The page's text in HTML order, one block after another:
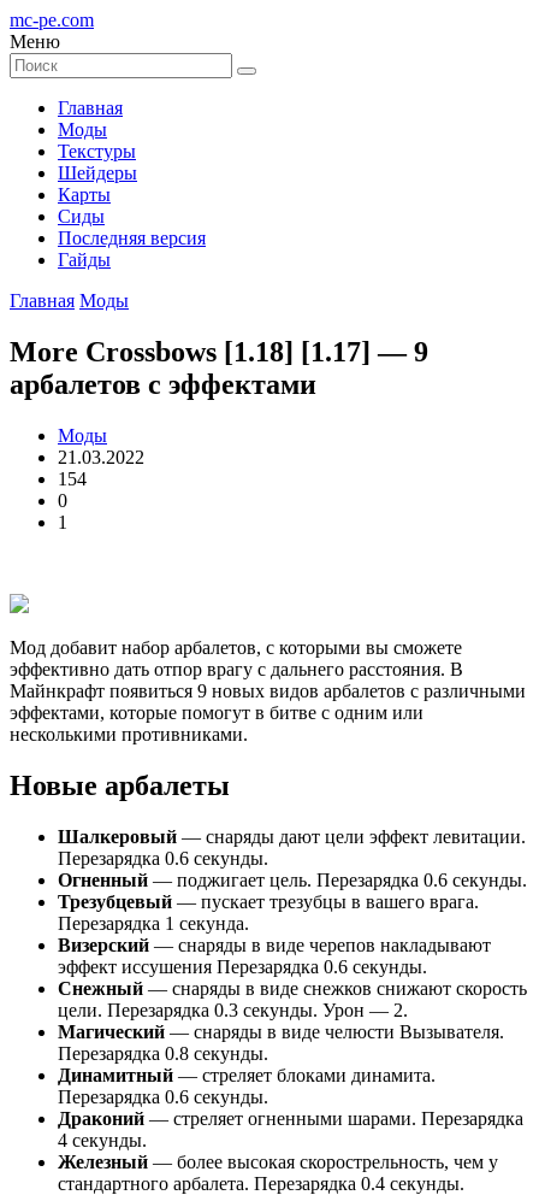
mc-pe.com
Меню
Главная
Моды
Текстуры
Шейдеры
Карты
Сиды
Последняя версия
Гайды
Главная Моды
More Crossbows [1.18] [1.17] — 9
арбалетов с эффектами
Моды
21.03.2022
154
0
1
Мод добавит набор арбалетов, с которыми вы сможете
эффективно дать отпор врагу с дальнего расстояния. В
Майнкрафт появиться 9 новых видов арбалетов с различными
эффектами, которые помогут в битве с одним или
несколькими противниками.
Новые арбалеты
Шалкеровый — снаряды дают цели эффект левитации.
Перезарядка 0.6 секунды.
Огненный — поджигает цель. Перезарядка 0.6 секунды.
Трезубцевый — пускает трезубцы в вашего врага.
Перезарядка 1 секунда.
Визерский — снаряды в виде черепов накладывают
эффект иссушения Перезарядка 0.6 секунды.
Снежный — снаряды в виде снежков снижают скорость
цели. Перезарядка 0.3 секунды. Урон — 2.
Магический — снаряды в виде челюсти Вызывателя.
Перезарядка 0.8 секунды.
Динамитный — стреляет блоками динамита.
Перезарядка 0.6 секунды.
Драконий — стреляет огненными шарами. Перезарядка
4 секунды.
Железный — более высокая скорострельность, чем у
стандартного арбалета. Перезарядка 0.4 секунды.